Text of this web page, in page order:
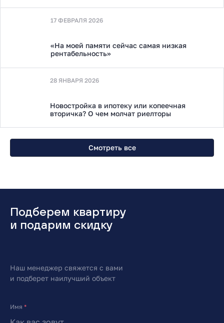
17 ФЕВРАЛЯ 2026
«На моей памяти сейчас самая низкая
рентабельность»
28 ЯНВАРЯ 2026
Новостройка в ипотеку или копеечная
вторичка? О чем молчат риелторы
Смотреть все
Подберем квартиру
и подарим скидку
Наш менеджер свяжется с вами
и подберет наилучший объект
Имя *